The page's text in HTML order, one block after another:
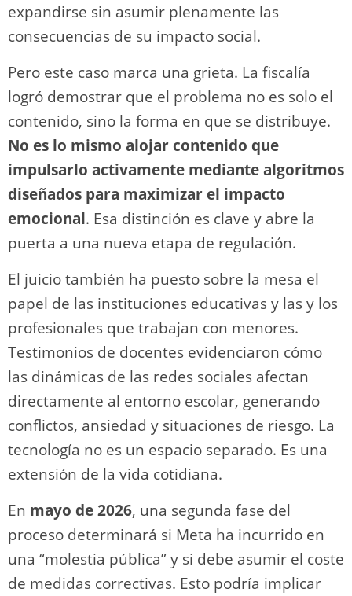
expandirse sin asumir plenamente las
consecuencias de su impacto social.
Pero este caso marca una grieta. La fiscalía
logró demostrar que el problema no es solo el
contenido, sino la forma en que se distribuye.
No es lo mismo alojar contenido que
impulsarlo activamente mediante algoritmos
diseñados para maximizar el impacto
emocional. Esa distinción es clave y abre la
puerta a una nueva etapa de regulación.
El juicio también ha puesto sobre la mesa el
papel de las instituciones educativas y las y los
profesionales que trabajan con menores.
Testimonios de docentes evidenciaron cómo
las dinámicas de las redes sociales afectan
directamente al entorno escolar, generando
conflictos, ansiedad y situaciones de riesgo. La
tecnología no es un espacio separado. Es una
extensión de la vida cotidiana.
En mayo de 2026, una segunda fase del
proceso determinará si Meta ha incurrido en
una “molestia pública” y si debe asumir el coste
de medidas correctivas. Esto podría implicar